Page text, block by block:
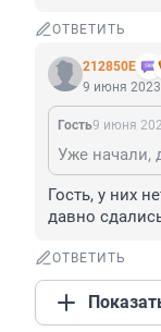
ОТВЕТИТЬ
212850Е
9 июня
Гость9 июня
Уже начали,
Гость, у них
давно
ОТВЕТИТЬ